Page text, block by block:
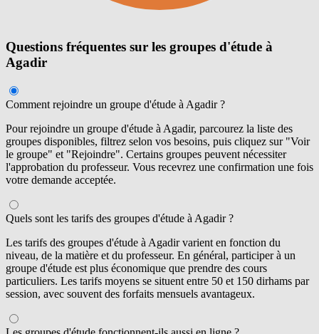
Questions fréquentes sur les groupes d'étude à
Agadir
Comment rejoindre un groupe d'étude à Agadir ?
Pour rejoindre un groupe d'étude à Agadir, parcourez la liste des
groupes disponibles, filtrez selon vos besoins, puis cliquez sur "Voir
le groupe" et "Rejoindre". Certains groupes peuvent nécessiter
l'approbation du professeur. Vous recevrez une confirmation une fois
votre demande acceptée.
Quels sont les tarifs des groupes d'étude à Agadir ?
Les tarifs des groupes d'étude à Agadir varient en fonction du
niveau, de la matière et du professeur. En général, participer à un
groupe d'étude est plus économique que prendre des cours
particuliers. Les tarifs moyens se situent entre 50 et 150 dirhams par
session, avec souvent des forfaits mensuels avantageux.